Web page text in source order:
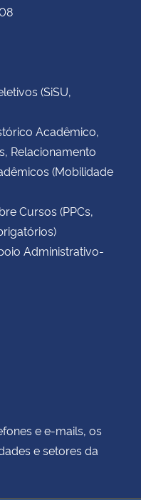
(SiSU,
Acadêmico,
Relacionamento
(Mobilidade
Cursos (PPCs,
Administrativo-
e e-mails, os
e setores da